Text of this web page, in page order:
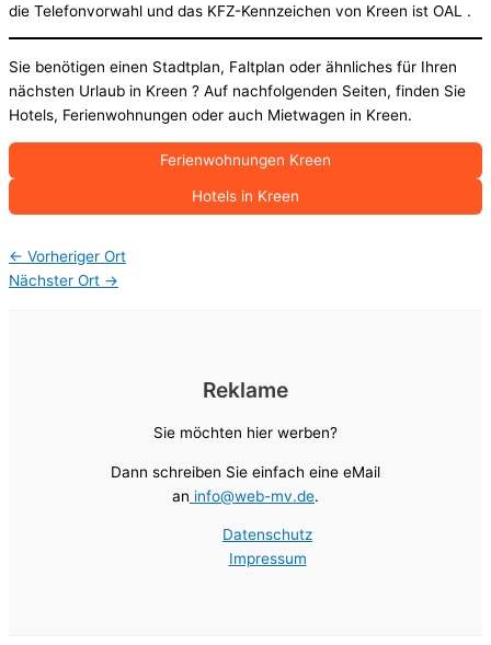
die Telefonvorwahl und das KFZ-Kennzeichen von Kreen ist OAL .
Sie benötigen einen Stadtplan, Faltplan oder ähnliches für Ihren
nächsten Urlaub in Kreen ? Auf nachfolgenden Seiten, finden Sie
Hotels, Ferienwohnungen oder auch Mietwagen in Kreen.
Ferienwohnungen Kreen
Hotels in Kreen
← Vorheriger Ort
Nächster Ort →
Reklame
Sie möchten hier werben?
Dann schreiben Sie einfach eine eMail
an info@web-mv.de.
Datenschutz
Impressum